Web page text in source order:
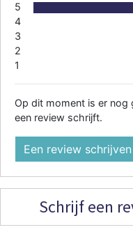
5
4
3
2
1
Op dit moment is er nog
een review schrijft.
Een review schrijven
Schrijf een